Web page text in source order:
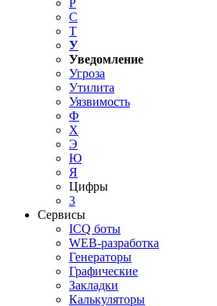
Р
С
Т
У
Уведомление
Угроза
Утилита
Уязвимость
Ф
Х
Э
Ю
Я
Цифры
3
Сервисы
ICQ боты
WEB-разработка
Генераторы
Графические
Закладки
Калькуляторы